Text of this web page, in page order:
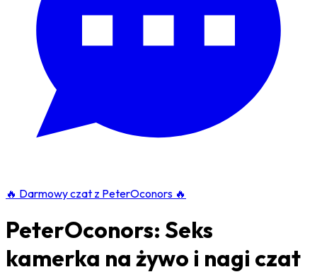
🔥 Darmowy czat z PeterOconors 🔥
PeterOconors: Seks
kamerka na żywo i nagi czat